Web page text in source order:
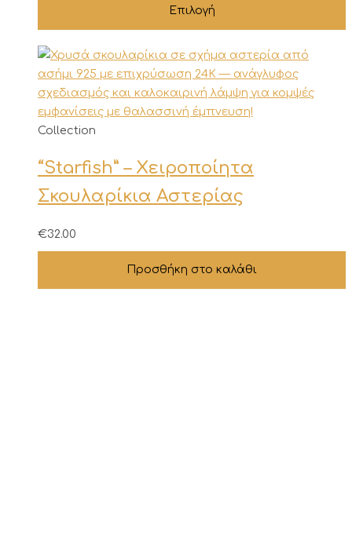
Επιλογή
επιλεγούν
στη
σελίδα
του
προϊόντος
Collection
“Starfish” – Χειροποίητα
Σκουλαρίκια Αστερίας
€32.00
Προσθήκη στο καλάθι